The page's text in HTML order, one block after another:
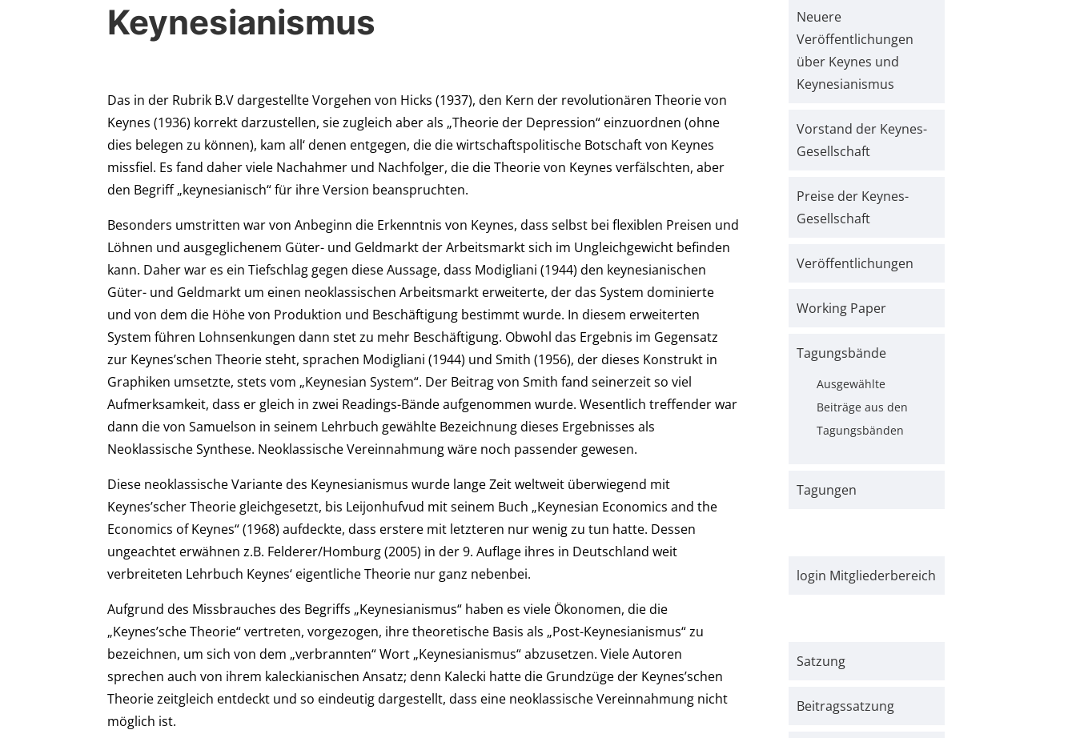
Keynesianismus
Das in der Rubrik B.V dargestellte Vorgehen von Hicks (1937), den Kern der revolutionären Theorie von
Keynes (1936) korrekt darzustellen, sie zugleich aber als „Theorie der Depression“ einzuordnen (ohne
dies belegen zu können), kam all‘ denen entgegen, die die wirtschaftspolitische Botschaft von Keynes
missfiel. Es fand daher viele Nachahmer und Nachfolger, die die Theorie von Keynes verfälschten, aber
den Begriff „keynesianisch“ für ihre Version beanspruchten.
Besonders umstritten war von Anbeginn die Erkenntnis von Keynes, dass selbst bei flexiblen Preisen und
Löhnen und ausgeglichenem Güter- und Geldmarkt der Arbeitsmarkt sich im Ungleichgewicht befinden
kann. Daher war es ein Tiefschlag gegen diese Aussage, dass Modigliani (1944) den keynesianischen
Güter- und Geldmarkt um einen neoklassischen Arbeitsmarkt erweiterte, der das System dominierte
und von dem die Höhe von Produktion und Beschäftigung bestimmt wurde. In diesem erweiterten
System führen Lohnsenkungen dann stet zu mehr Beschäftigung. Obwohl das Ergebnis im Gegensatz
zur Keynes’schen Theorie steht, sprachen Modigliani (1944) und Smith (1956), der dieses Konstrukt in
Graphiken umsetzte, stets vom „Keynesian System“. Der Beitrag von Smith fand seinerzeit so viel
Aufmerksamkeit, dass er gleich in zwei Readings-Bände aufgenommen wurde. Wesentlich treffender war
dann die von Samuelson in seinem Lehrbuch gewählte Bezeichnung dieses Ergebnisses als
Neoklassische Synthese. Neoklassische Vereinnahmung wäre noch passender gewesen.
Diese neoklassische Variante des Keynesianismus wurde lange Zeit weltweit überwiegend mit
Keynes’scher Theorie gleichgesetzt, bis Leijonhufvud mit seinem Buch „Keynesian Economics and the
Economics of Keynes“ (1968) aufdeckte, dass erstere mit letzteren nur wenig zu tun hatte. Dessen
ungeachtet erwähnen z.B. Felderer/Homburg (2005) in der 9. Auflage ihres in Deutschland weit
verbreiteten Lehrbuch Keynes‘ eigentliche Theorie nur ganz nebenbei.
Aufgrund des Missbrauches des Begriffs „Keynesianismus“ haben es viele Ökonomen, die die
„Keynes’sche Theorie“ vertreten, vorgezogen, ihre theoretische Basis als „Post-Keynesianismus“ zu
bezeichnen, um sich von dem „verbrannten“ Wort „Keynesianismus“ abzusetzen. Viele Autoren
sprechen auch von ihrem kaleckianischen Ansatz; denn Kalecki hatte die Grundzüge der Keynes’schen
Theorie zeitgleich entdeckt und so eindeutig dargestellt, dass eine neoklassische Vereinnahmung nicht
möglich ist.
Neuere
Veröffentlichungen
über Keynes und
Keynesianismus
Vorstand der Keynes-
Gesellschaft
Preise der Keynes-
Gesellschaft
Veröffentlichungen
Working Paper
Tagungsbände
Ausgewählte
Beiträge aus den
Tagungsbänden
Tagungen
login Mitgliederbereich
Satzung
Beitrags­satzung